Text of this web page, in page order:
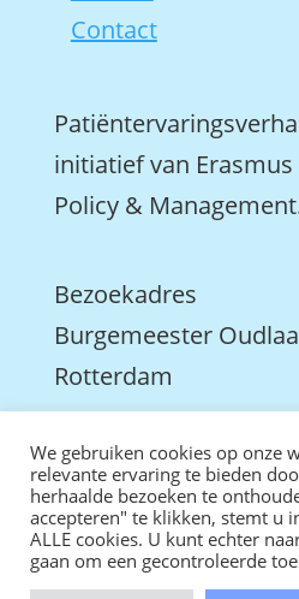
Contact
initiatief van
Policy &
Bezoekadres
Burgemeester
Rotterdam
 We zijn ook
We gebruiken cookies op onze
relevante ervaring te bieden
herhaalde bezoeken te
accepteren" te klikken, stemt u
ALLE cookies. U kunt echter
gaan om een gecontroleerde